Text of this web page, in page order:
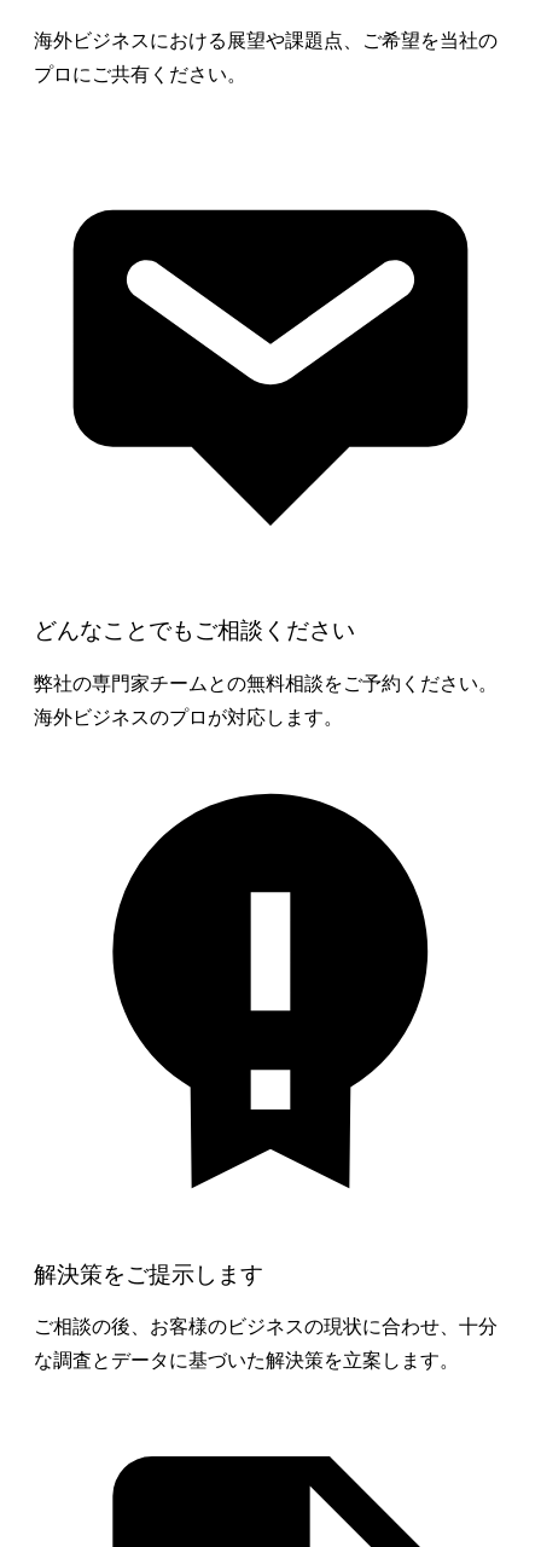
海外ビジネスにおける展望や課題点、ご希望を当社の
プロにご共有ください。
どんなことでもご相談ください
弊社の専門家チームとの無料相談をご予約ください。
海外ビジネスのプロが対応します。
解決策をご提示します
ご相談の後、お客様のビジネスの現状に合わせ、十分
な調査とデータに基づいた解決策を立案します。